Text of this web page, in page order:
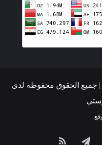
Copyright © موقع مدرستي 2026 | جميع الحقوق محفوظة لدى
انستقرامتيلقرام